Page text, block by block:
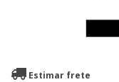
Estimar frete